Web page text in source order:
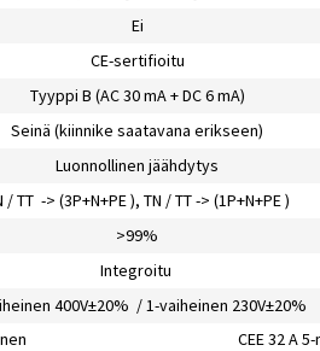
Ei
CE-sertifioitu
Tyyppi B (AC 30 mA + DC 6 mA)
Seinä (kiinnike saatavana erikseen)
Luonnollinen jäähdytys
/ TT -> (3P+N+PE ), TN / TT -> (1P+N+PE )
>99%
Integroitu
400V±20% / 1-vaiheinen 230V±20%
CEE 32 A